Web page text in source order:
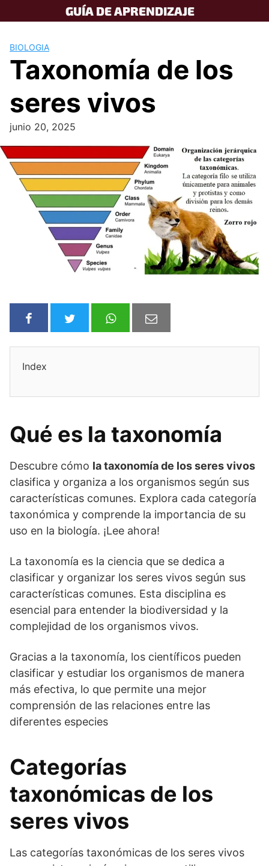
to
GUÍA DE APRENDIZAJE
BIOLOGIA
Taxonomía de los
seres vivos
junio 20, 2025
Index
Qué es la taxonomía
Descubre cómo la taxonomía de los seres vivos
clasifica y organiza a los organismos según sus
características comunes. Explora cada categoría
taxonómica y comprende la importancia de su
uso en la biología. ¡Lee ahora!
La taxonomía es la ciencia que se dedica a
clasificar y organizar los seres vivos según sus
características comunes. Esta disciplina es
esencial para entender la biodiversidad y la
complejidad de los organismos vivos.
Gracias a la taxonomía, los científicos pueden
clasificar y estudiar los organismos de manera
más efectiva, lo que permite una mejor
comprensión de las relaciones entre las
diferentes especies
Categorías
taxonómicas de los
seres vivos
Las categorías taxonómicas de los seres vivos